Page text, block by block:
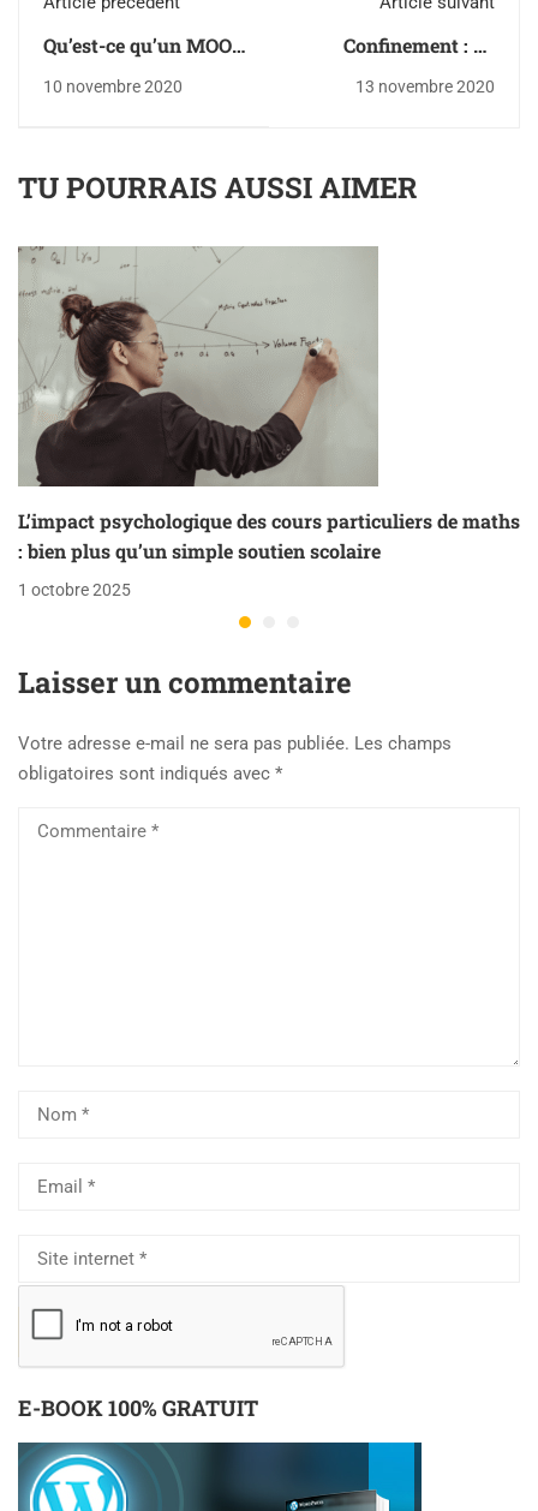
Qu’est-ce qu’un MOOC
?10 novembre 2020
Confinement : La
région Auvergne-
proximité
13 novembre 2020
TU POURRAIS AUSSI AIMER
L’impact psychologique des cours particuliers de maths
: bien plus qu’un simple soutien scolaire
1 octobre 2025
Laisser un commentaire
Votre adresse e-mail ne sera pas publiée. Les champs
obligatoires sont indiqués avec *
E-BOOK 100% GRATUIT